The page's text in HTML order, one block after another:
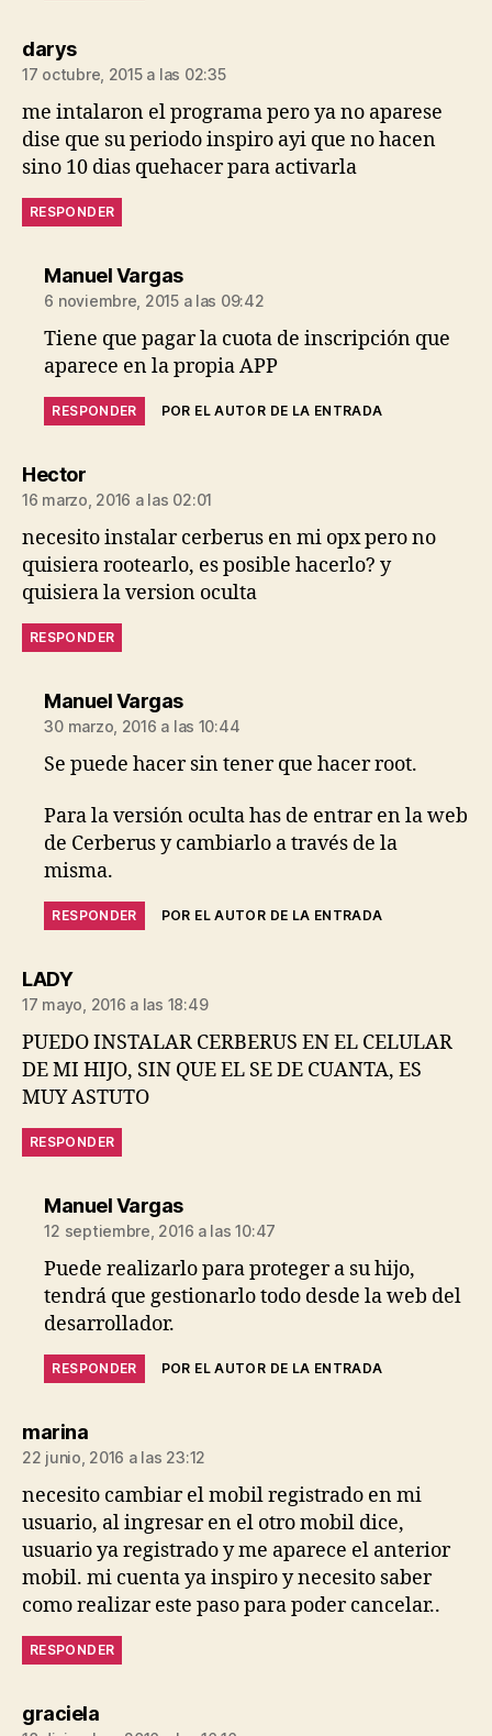
darysdice:
17 octubre, 2015 a las 02:35
me intalaron el programa pero ya no aparese
dise que su periodo inspiro ayi que no hacen
sino 10 dias quehacer para activarla
RESPONDER
Manuel Vargasdice:
6 noviembre, 2015 a las 09:42
Tiene que pagar la cuota de inscripción que
aparece en la propia APP
RESPONDER POR EL AUTOR DE LA ENTRADA
Hectordice:
16 marzo, 2016 a las 02:01
necesito instalar cerberus en mi opx pero no
quisiera rootearlo, es posible hacerlo? y
quisiera la version oculta
RESPONDER
Manuel Vargasdice:
30 marzo, 2016 a las 10:44
Se puede hacer sin tener que hacer root.
Para la versión oculta has de entrar en la web
de Cerberus y cambiarlo a través de la
misma.
RESPONDER POR EL AUTOR DE LA ENTRADA
LADYdice:
17 mayo, 2016 a las 18:49
PUEDO INSTALAR CERBERUS EN EL CELULAR
DE MI HIJO, SIN QUE EL SE DE CUANTA, ES
MUY ASTUTO
RESPONDER
Manuel Vargasdice:
12 septiembre, 2016 a las 10:47
Puede realizarlo para proteger a su hijo,
tendrá que gestionarlo todo desde la web del
desarrollador.
RESPONDER POR EL AUTOR DE LA ENTRADA
marinadice:
22 junio, 2016 a las 23:12
necesito cambiar el mobil registrado en mi
usuario, al ingresar en el otro mobil dice,
usuario ya registrado y me aparece el anterior
mobil. mi cuenta ya inspiro y necesito saber
como realizar este paso para poder cancelar..
RESPONDER
gracieladice: